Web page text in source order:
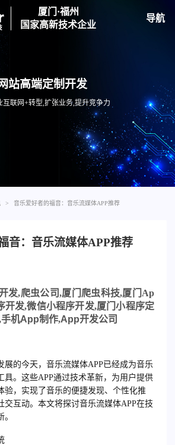
厦门·福州
国家高新技术企业
导航
站高端定制开发
互联网+转型,扩张业务,提升竞争力
> 音乐爱好者的福音：音乐流媒体APP推荐
音：音乐流媒体APP推荐
发,爬虫公司,厦门爬虫科技,厦门 Ap
开发,微信小程序开发,厦门小程序定
机App制作,App开发公司
展的今天，音乐流媒体APP已经成为音乐
具。这些APP通过技术革新，为用户提供
验，实现了音乐的便捷发现、个性化推
交互动。本文将探讨音乐流媒体APP在技